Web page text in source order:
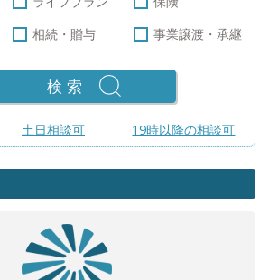
相続・贈与 事業譲渡・承継
検索
土日相談可 19時以降の相談可